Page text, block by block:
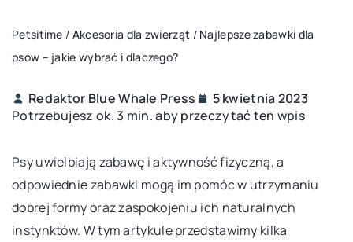
Petsitime / Akcesoria dla zwierząt / Najlepsze zabawki dla
psów – jakie wybrać i dlaczego?
Redaktor Blue Whale Press
5 kwietnia 2023
Potrzebujesz ok. 3 min. aby przeczytać ten wpis
Psy uwielbiają zabawę i aktywność fizyczną, a
odpowiednie zabawki mogą im pomóc w utrzymaniu
dobrej formy oraz zaspokojeniu ich naturalnych
instynktów. W tym artykule przedstawimy kilka